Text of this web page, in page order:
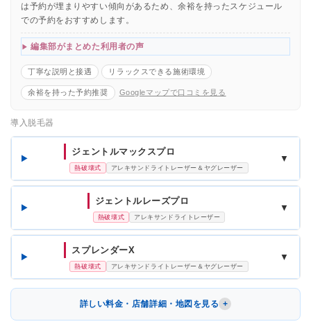
は予約が埋まりやすい傾向があるため、余裕を持ったスケジュール
での予約をおすすめします。
編集部がまとめた利用者の声
丁寧な説明と接遇 リラックスできる施術環境
余裕を持った予約推奨 Googleマップで口コミを見る
導入脱毛器
ジェントルマックスプロ
熱破壊式 アレキサンドライトレーザー＆ヤグレーザー
▼
ジェントルレーズプロ
熱破壊式 アレキサンドライトレーザー
▼
スプレンダーX
熱破壊式 アレキサンドライトレーザー＆ヤグレーザー
▼
詳しい料金・店舗詳細・地図を見る